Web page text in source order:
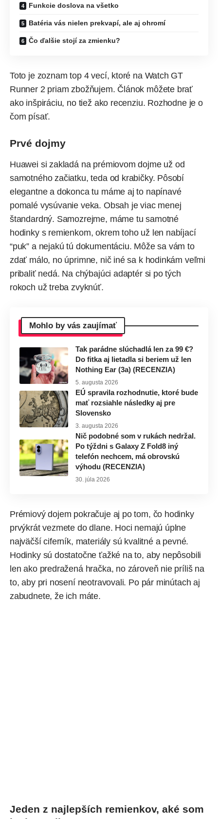
Funkcie doslova na všetko
Batéria vás nielen prekvapí, ale aj ohromí
Čo ďalšie stojí za zmienku?
Toto je zoznam top 4 vecí, ktoré na Watch GT
Runner 2 priam zbožňujem. Článok môžete brať
ako inšpiráciu, no tiež ako recenziu. Rozhodne je o
čom písať.
Prvé dojmy
Huawei si zakladá na prémiovom dojme už od
samotného začiatku, teda od krabičky. Pôsobí
elegantne a dokonca tu máme aj to napínavé
pomalé vysúvanie veka. Obsah je viac menej
štandardný. Samozrejme, máme tu samotné
hodinky s remienkom, okrem toho už len nabíjací
“puk” a nejakú tú dokumentáciu. Môže sa vám to
zdať málo, no úprimne, nič iné sa k hodinkám veľmi
pribaliť nedá. Na chýbajúci adaptér si po tých
rokoch už treba zvyknúť.
Mohlo by vás zaujímať
Tak parádne slúchadlá len za 99 €?
Do fitka aj lietadla si beriem už len
Nothing Ear (3a) (RECENZIA)
5. augusta 2026
EÚ spravila rozhodnutie, ktoré bude
mať rozsiahle následky aj pre
Slovensko
3. augusta 2026
Nič podobné som v rukách nedržal.
Po týždni s Galaxy Z Fold8 iný
telefón nechcem, má obrovskú
výhodu (RECENZIA)
30. júla 2026
Prémiový dojem pokračuje aj po tom, čo hodinky
prvýkrát vezmete do dlane. Hoci nemajú úplne
najväčší ciferník, materiály sú kvalitné a pevné.
Hodinky sú dostatočne ťažké na to, aby nepôsobili
len ako predražená hračka, no zároveň nie príliš na
to, aby pri nosení neotravovali. Po pár minútach aj
zabudnete, že ich máte.
Jeden z najlepších remienkov, aké som